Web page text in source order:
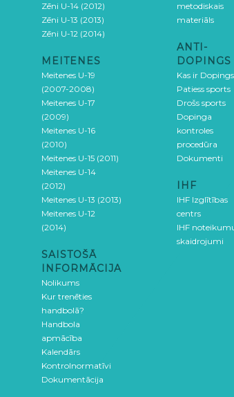
Zēni U-14 (2012)
Zēni U-13 (2013)
Zēni U-12 (2014)
MEITENES
Meitenes U-19
(2007-2008)
Meitenes U-17
(2009)
Meitenes U-16
(2010)
Meitenes U-15 (2011)
Meitenes U-14
(2012)
Meitenes U-13 (2013)
Meitenes U-12
(2014)
SAISTOŠĀ
INFORMĀCIJA
Nolikums
Kur trenēties
handbolā?
Handbola
apmācība
Kalendārs
Kontrolnormatīvi
Dokumentācija
metodiskais
materiāls
ANTI-
DOPINGS
Kas ir
Patiess sports
Drošs sports
Dopinga
kontroles
procedūra
Dokumenti
IHF
IHF Izglītības
centrs
IHF
skaidrojumi